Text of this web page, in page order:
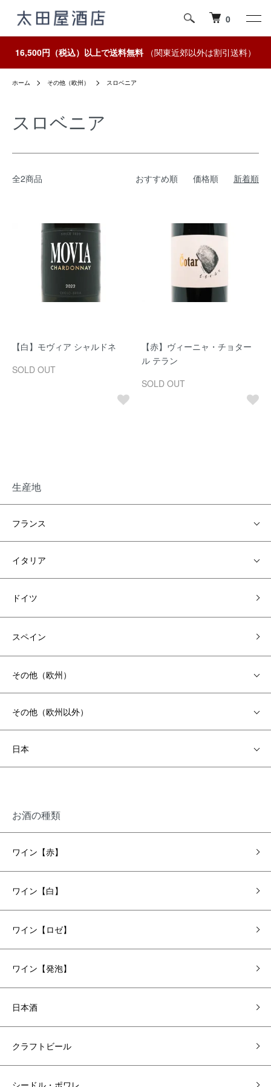
0
16,500円（税込）以上で送料無料（関東近郊以外は割引送料）
ホーム その他（欧州） スロベニア
スロベニア
全2商品 おすすめ順 価格順 新着順
【白】モヴィア シャルドネ
SOLD OUT
【赤】ヴィーニャ・チョター
ル テラン
SOLD OUT
生産地
フランス
イタリア
ドイツ
スペイン
その他（欧州）
その他（欧州以外）
日本
お酒の種類
ワイン【赤】
ワイン【白】
ワイン【ロゼ】
ワイン【発泡】
日本酒
クラフトビール
シードル・ポワレ